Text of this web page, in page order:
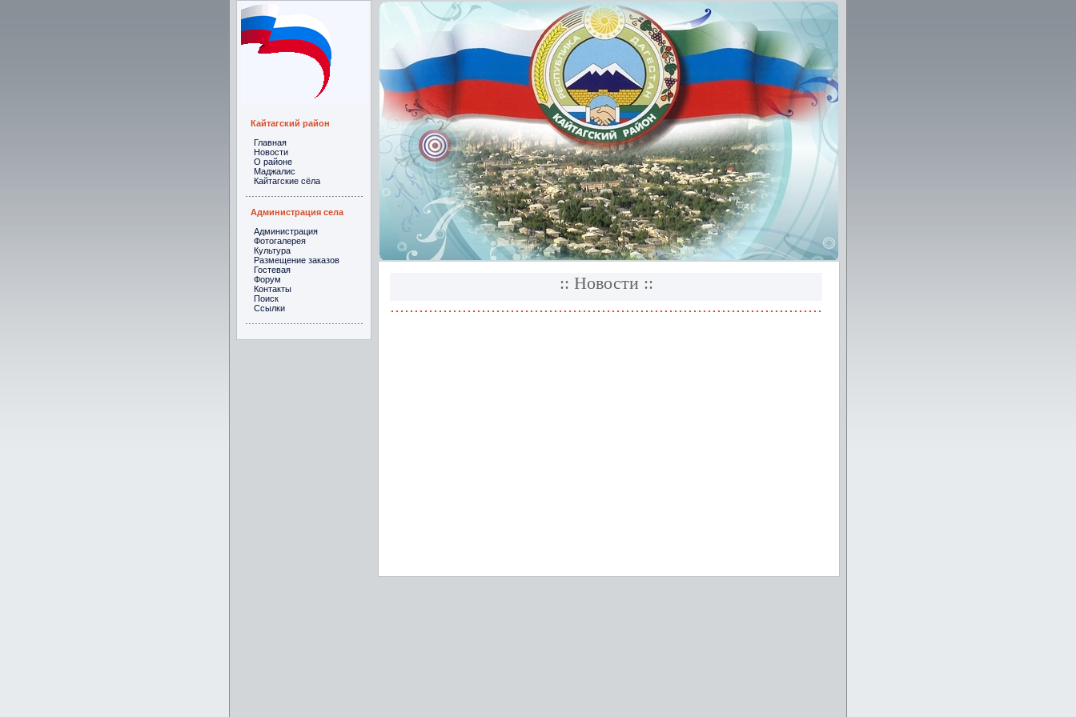
Кайтагский район
Главная
Новости
О районе
Маджалис
Кайтагские сёла
Администрация села
Администрация
Фотогалерея
Культура
Размещение заказов
Гостевая
Форум
Контакты
Поиск
Ссылки
:: Новости ::